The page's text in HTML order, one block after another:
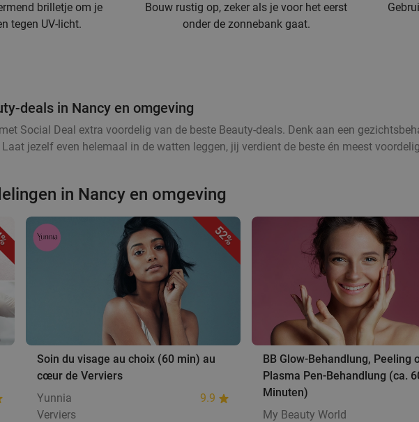
brilletje om je
tegen UV-licht.
Bouw rustig op, zeker als je voor het eerst
onder de zonnebank gaat.
deals in Nancy en omgeving
Social Deal extra voordelig van de beste Beauty-deals. Denk aan een
jezelf even helemaal in de watten leggen, jij verdient de beste én meest
in Nancy en omgeving
52%
Soin du visage au choix (60 min) au
cœur de Verviers
Yunnia
9.9
Verviers
BB Glow-Behandlung, Peeling
Plasma Pen-Behandlung (ca.
Minuten)
My Beauty World